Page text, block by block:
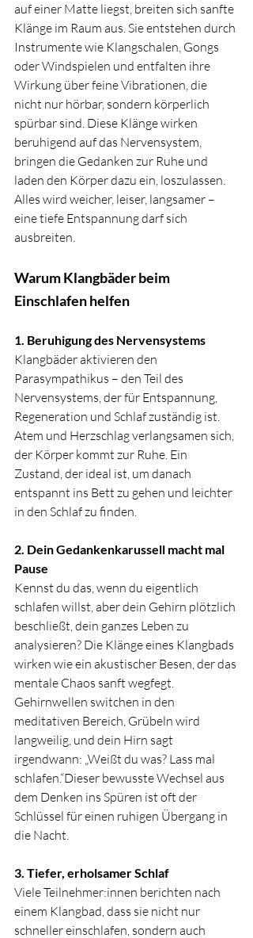
auf einer Matte liegst, breiten sich sanfte
Klänge im Raum aus. Sie entstehen durch
Instrumente wie Klangschalen, Gongs
oder Windspielen und entfalten ihre
Wirkung über feine Vibrationen, die
nicht nur hörbar, sondern körperlich
spürbar sind. Diese Klänge wirken
beruhigend auf das Nervensystem,
bringen die Gedanken zur Ruhe und
laden den Körper dazu ein, loszulassen.
Alles wird weicher, leiser, langsamer –
eine tiefe Entspannung darf sich
ausbreiten.
Warum Klangbäder beim
Einschlafen helfen
1. Beruhigung des Nervensystems
Klangbäder aktivieren den
Parasympathikus – den Teil des
Nervensystems, der für Entspannung,
Regeneration und Schlaf zuständig ist.
Atem und Herzschlag verlangsamen sich,
der Körper kommt zur Ruhe. Ein
Zustand, der ideal ist, um danach
entspannt ins Bett zu gehen und leichter
in den Schlaf zu finden.
2. Dein Gedankenkarussell macht mal
Pause
Kennst du das, wenn du eigentlich
schlafen willst, aber dein Gehirn plötzlich
beschließt, dein ganzes Leben zu
analysieren? Die Klänge eines Klangbads
wirken wie ein akustischer Besen, der das
mentale Chaos sanft wegfegt.
Gehirnwellen switchen in den
meditativen Bereich, Grübeln wird
langweilig, und dein Hirn sagt
irgendwann: „Weißt du was? Lass mal
schlafen.“Dieser bewusste Wechsel aus
dem Denken ins Spüren ist oft der
Schlüssel für einen ruhigen Übergang in
die Nacht.
3. Tiefer, erholsamer Schlaf
Viele Teilnehmer:innen berichten nach
einem Klangbad, dass sie nicht nur
schneller einschlafen, sondern auch